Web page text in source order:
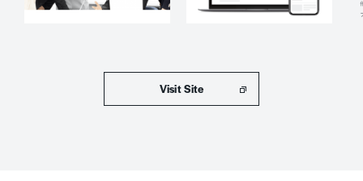
ホームページを表示